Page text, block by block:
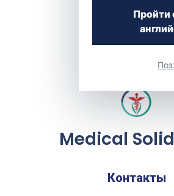
Пройти
Back to Clinics
Medical
Контакты